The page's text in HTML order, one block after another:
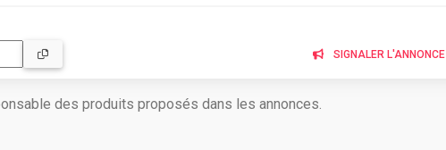
SIGNALER L'ANNONCE
des produits proposés dans les annonces.